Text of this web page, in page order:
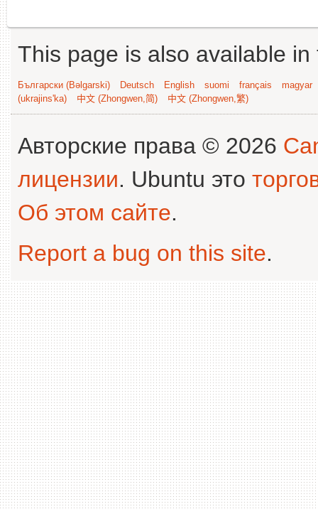
This page is also available
Български (Bəlgarski) Deutsch English suomi français
magyar
(ukrajins'ka)
中文 (Zhongwen,简) 中文 (Zhongwen,繁)
Авторские права © 2026
лицензии. Ubuntu это
Об этом сайте.
Report a bug on this site.